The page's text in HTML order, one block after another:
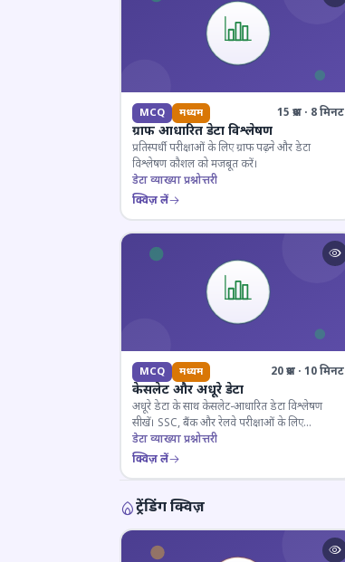
MCQ मध्यम 15 प्रश्न · 8 मिनट
ग्राफ आधारित डेटा विश्लेषण
प्रतिस्पर्धी परीक्षाओं के लिए ग्राफ पढ़ने और डेटा
विश्लेषण कौशल को मजबूत करें।
डेटा व्याख्या प्रश्नोत्तरी
क्विज़ लें
MCQ मध्यम 20 प्रश्न · 10 मिनट
केसलेट और अधूरे डेटा
अधूरे डेटा के साथ केसलेट-आधारित डेटा विश्लेषण
सीखें। SSC, बैंक और रेलवे परीक्षाओं के लिए
महत्वपूर्ण।
डेटा व्याख्या प्रश्नोत्तरी
क्विज़ लें
ट्रेंडिंग क्विज़